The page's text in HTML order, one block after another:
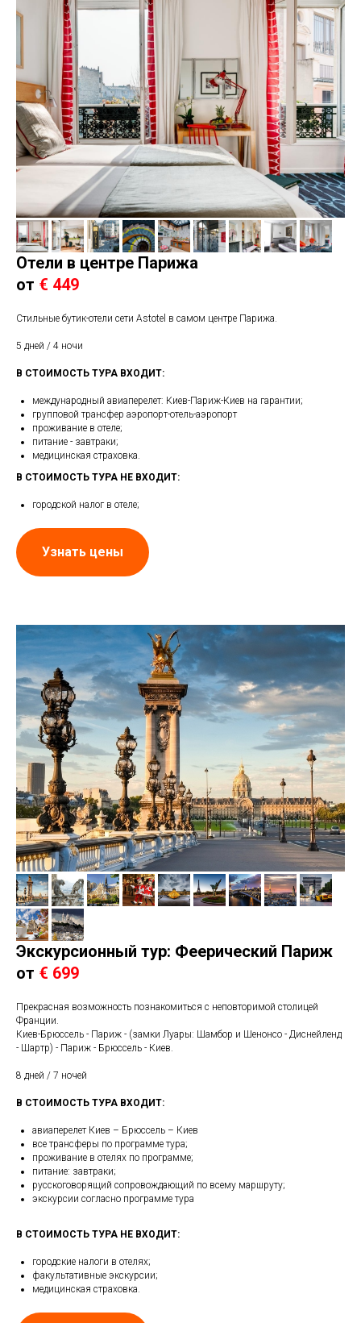
Отели в центре Парижа
от € 449
Стильные бутик-отели сети Astotel в самом центре Парижа.
5 дней / 4 ночи
В СТОИМОСТЬ ТУРА ВХОДИТ:
международный авиаперелет: Киев-Париж-Киев на гарантии;
групповой трансфер аэропорт-отель-аэропорт
проживание в отеле;
питание - завтраки;
медицинская страховка.
В СТОИМОСТЬ ТУРА НЕ ВХОДИТ:
городской налог в отеле;
Узнать цены
Экскурсионный тур: Феерический Париж
от € 699
Прекрасная возможность познакомиться с неповторимой столицей
Франции.
Киев-Брюссель - Париж - (замки Луары: Шамбор и Шенонсо - Диснейленд
- Шартр) - Париж - Брюссель - Киев.
8 дней / 7 ночей
В СТОИМОСТЬ ТУРА ВХОДИТ:
авиаперелет Киев – Брюссель – Киев
все трансферы по программе тура;
проживание в отелях по программе;
питание: завтраки;
русскоговорящий сопровождающий по всему маршруту;
экскурсии согласно программе тура
В СТОИМОСТЬ ТУРА НЕ ВХОДИТ:
городские налоги в отелях;
факультативные экскурсии;
медицинская страховка.